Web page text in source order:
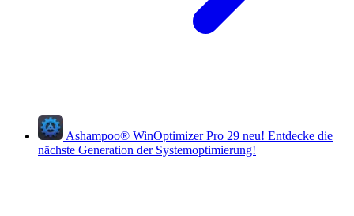
Ashampoo® WinOptimizer Pro 29 neu! Entdecke die
nächste Generation der Systemoptimierung!